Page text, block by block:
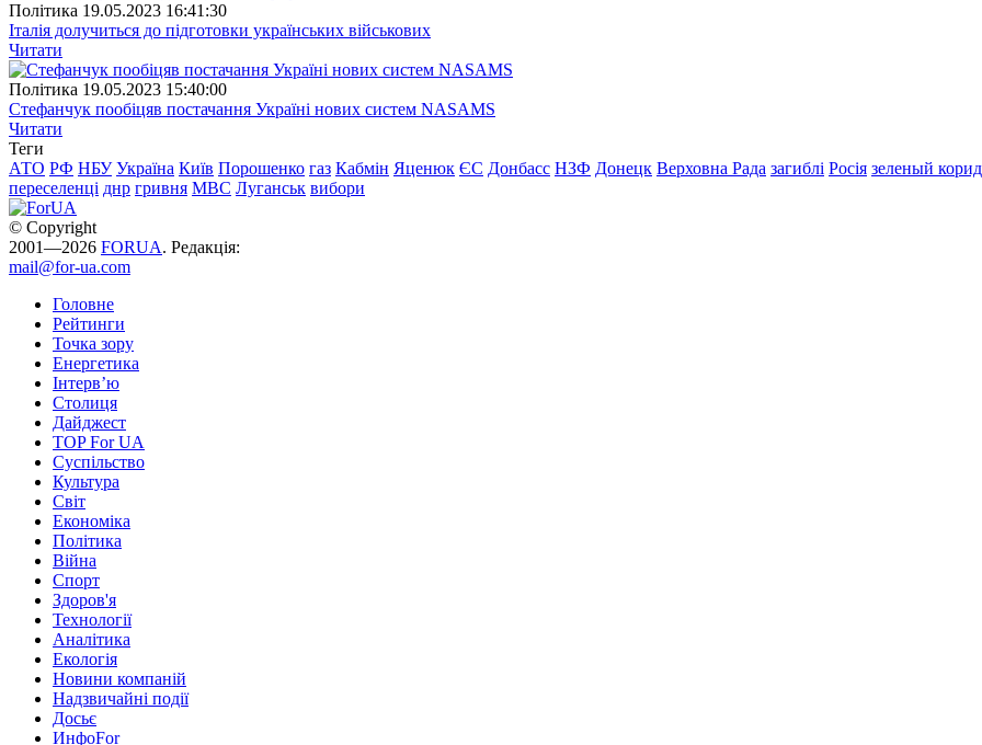
Полiтика 19.05.2023 16:41:30
Італія долучиться до підготовки українських військових
Читати
Полiтика 19.05.2023 15:40:00
Стефанчук пообіцяв постачання Україні нових систем NASAMS
Читати
Теги
АТО РФ НБУ Україна Київ Порошенко газ Кабмін Яценюк ЄС Донбасс НЗФ Донецк Верховна Рада загиблі Росія зеленый
переселенці днр гривня МВС Луганськ вибори
© Copyright
2001—2026 FORUA. Редакція:
mail@for-ua.com
Головне
Рейтинги
Точка зору
Енергетика
Інтерв’ю
Столиця
Дайджест
TOP For UA
Суспiльство
Культура
Світ
Економіка
Політика
Війна
Спорт
Здоров'я
Технології
Аналітика
Екологія
Новини компаній
Надзвичайні події
Досьє
ИнфоFor